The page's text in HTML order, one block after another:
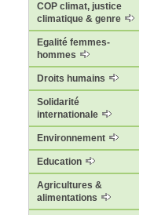
COP climat, justice
climatique & genre
Egalité femmes-
hommes
Droits humains
Solidarité
internationale
Environnement
Education
Agricultures &
alimentations